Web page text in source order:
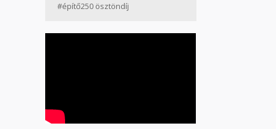
#építő250 ösztöndíj